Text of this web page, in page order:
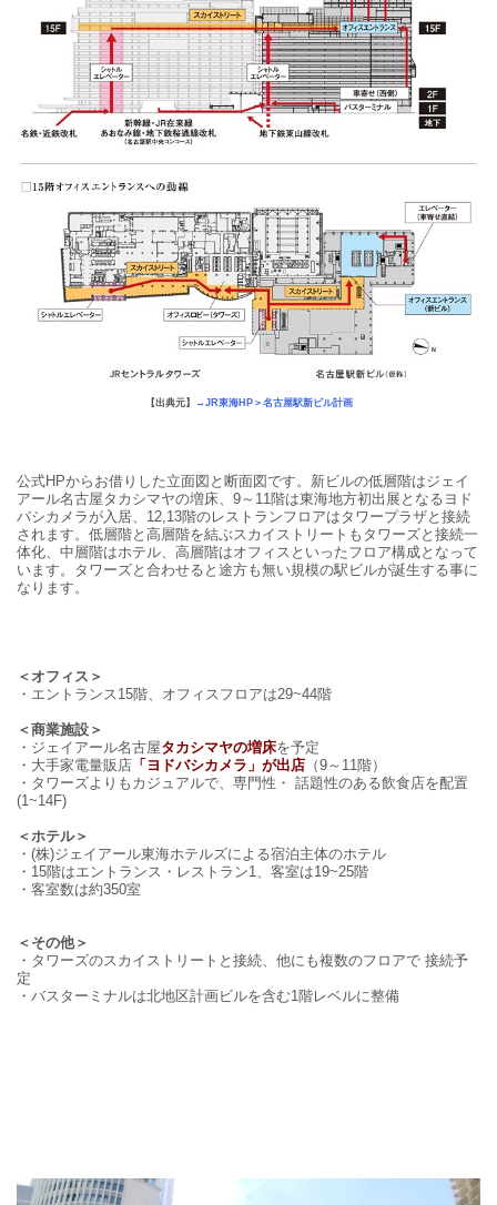
【出典元】 →JR東海HP＞名古屋駅新ビル計画
公式HPからお借りした立面図と断面図です。新ビルの低層階はジェイ
アール名古屋タカシマヤの増床、9～11階は東海地方初出展となるヨド
バシカメラが入居、12,13階のレストランフロアはタワープラザと接続
されます。低層階と高層階を結ぶスカイストリートもタワーズと接続一
体化、中層階はホテル、高層階はオフィスといったフロア構成となって
います。タワーズと合わせると途方も無い規模の駅ビルが誕生する事に
なります。
＜オフィス＞
・エントランス15階、オフィスフロアは29~44階
＜商業施設＞
・ジェイアール名古屋タカシマヤの増床を予定
・大手家電量販店 「ヨドバシカメラ」 が出店 （9～11階）
・タワーズよりもカジュアルで、専門性・ 話題性のある飲食店を配置
(1~14F)
＜ホテル＞
・(株)ジェイアール東海ホテルズによる宿泊主体のホテル
・15階はエントランス・レストラン1、客室は19~25階
・客室数は約350室
＜その他＞
・タワーズのスカイストリートと接続、他にも複数のフロアで 接続予
定
・バスターミナルは北地区計画ビルを含む1階レベルに整備